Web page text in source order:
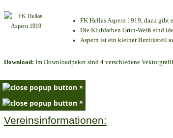
FK Hellas Aspern 1919, dazu gibt
Die Klubfarben Grün-Weiß sind
Aspern ist ein kleiner Bezirksteil
Download: Im Downloadpaket sind 4 verschiedene
×
×
Vereinsinformationen: